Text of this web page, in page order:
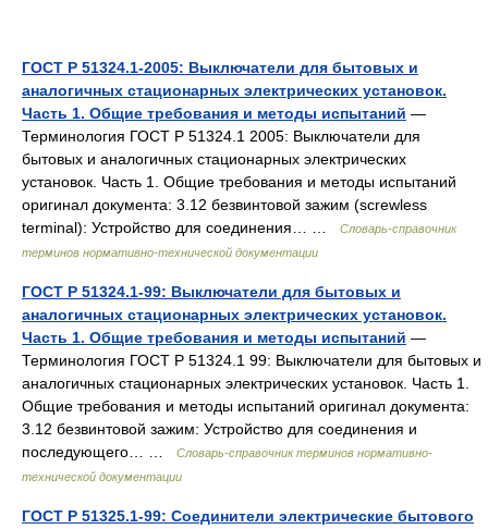
ГОСТ Р 51324.1-2005: Выключатели для бытовых и
аналогичных стационарных электрических установок.
Часть 1. Общие требования и методы испытаний —
Терминология ГОСТ Р 51324.1 2005: Выключатели для
бытовых и аналогичных стационарных электрических
установок. Часть 1. Общие требования и методы испытаний
оригинал документа: 3.12 безвинтовой зажим (screwless
terminal): Устройство для соединения… …
Словарь-справочник
терминов нормативно-технической документации
ГОСТ Р 51324.1-99: Выключатели для бытовых и
аналогичных стационарных электрических установок.
Часть 1. Общие требования и методы испытаний —
Терминология ГОСТ Р 51324.1 99: Выключатели для бытовых и
аналогичных стационарных электрических установок. Часть 1.
Общие требования и методы испытаний оригинал документа:
3.12 безвинтовой зажим: Устройство для соединения и
последующего… …
Словарь-справочник терминов нормативно-
технической документации
ГОСТ Р 51325.1-99: Соединители электрические бытового